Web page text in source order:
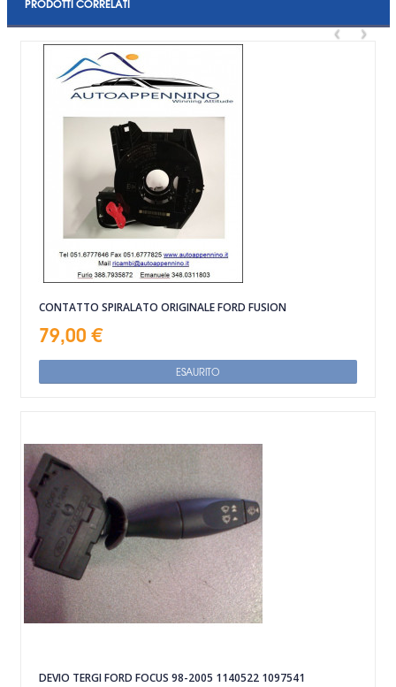
‹ ›
CONTATTO SPIRALATO ORIGINALE FORD FUSION
79,00 €
ESAURITO
DEVIO TERGI FORD FOCUS 98-2005 1140522 1097541